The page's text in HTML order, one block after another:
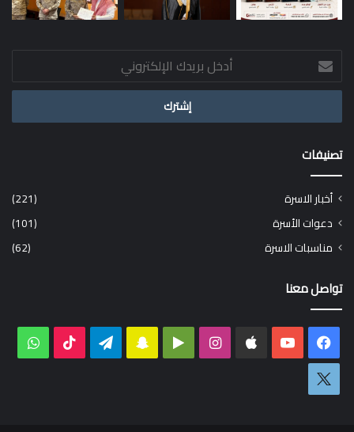
أدخل
بريدك
الإلكتروني
تصنيفات
أخبار الاسرة
(221)
دعوات الأسرة
(101)
مناسبات الاسرة
(62)
تواصل معنا
فيسبوك ‫YouTube انستقرام ‏Google سناب
تيلقرام ‫TikTok